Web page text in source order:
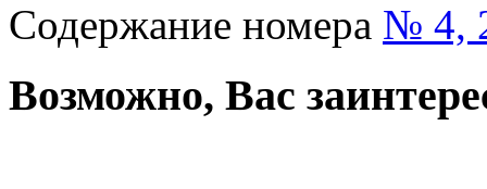
Содержание номера № 4,
Возможно, Вас